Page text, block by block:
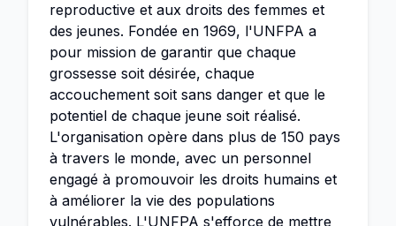
reproductive et aux droits des femmes et
des jeunes. Fondée en 1969, l'UNFPA a
pour mission de garantir que chaque
grossesse soit désirée, chaque
accouchement soit sans danger et que le
potentiel de chaque jeune soit réalisé.
L'organisation opère dans plus de 150 pays
à travers le monde, avec un personnel
engagé à promouvoir les droits humains et
à améliorer la vie des populations
vulnérables. L'UNFPA s'efforce de mettre